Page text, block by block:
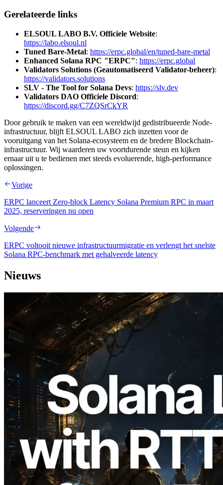
Gerelateerde links
ELSOUL LABO B.V. Officiele Website:
https://labo.elsoul.nl
Tuned Bare-Metal: https://erpc.global/en/tuned-bare-metal
Enhanced Solana RPC "ERPC": https://erpc.global
Validators Solutions (Geautomatiseerd Validator-beheer):
https://validators.solutions
SLV - The Tool for Solana Devs: https://slv.dev
Validators DAO Officiele Discord:
https://discord.gg/C7ZQSrCkYR
Door gebruik te maken van een wereldwijd gedistribueerde Node-
infrastructuur, blijft ELSOUL LABO zich inzetten voor de
vooruitgang van het Solana-ecosysteem en de bredere Blockchain-
infrastructuur. Wij waarderen uw voortdurende steun en kijken
ernaar uit u te bedienen met steeds evoluerende, high-performance
oplossingen.
Vorige
ERPC lanceert Zero-block Latency Solana Premium RPC in maart
2025, reserveringen nu open
Volgende
ERPC voltooit nieuwe infrastructuurmigratie en verlengt het snelste
Solana RPC-benchmark met gehalveerde latency
Nieuws
2026.08.05
ERPC Breidt Solana Leader Slot API Uit
met Pingmeting vanuit 7 Wereldwijde
Regio’s — Validators Information API
Ook Gelanceerd